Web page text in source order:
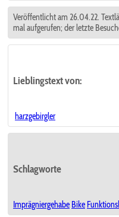
Veröffentlicht am 26.04.22.
mal aufgerufen; der letzte
Lieblingstextvon:
harzgebirgler
Schlagworte
Imprägniergehabe Bike